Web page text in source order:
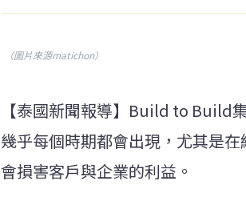
（圖片來源matichon）
【泰國新聞報導】Build to Build
幾乎每個時期都會出現，尤其是
會損害客戶與企業的利益。